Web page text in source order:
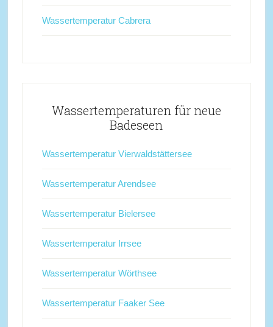
Wassertemperatur Cabrera
Wassertemperaturen für neue
Badeseen
Wassertemperatur Vierwaldstättersee
Wassertemperatur Arendsee
Wassertemperatur Bielersee
Wassertemperatur Irrsee
Wassertemperatur Wörthsee
Wassertemperatur Faaker See